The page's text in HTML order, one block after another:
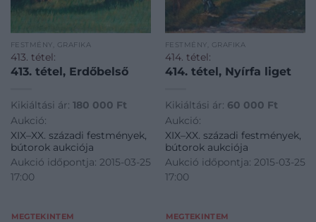
FESTMÉNY, GRAFIKA
413. tétel:
413. tétel, Erdőbelső
Kikiáltási ár: 180 000 Ft
Aukció:
XIX–XX. századi festmények,
bútorok aukciója
Aukció időpontja: 2015-03-25
17:00
MEGTEKINTEM
FESTMÉNY, GRAFIKA
414. tétel:
414. tétel, Nyírfa liget
Kikiáltási ár: 60 000 Ft
Aukció:
XIX–XX. századi festmények,
bútorok aukciója
Aukció időpontja: 2015-03-25
17:00
MEGTEKINTEM